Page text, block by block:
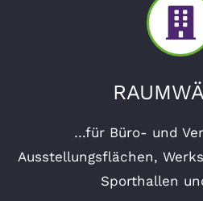
…für Büro- und
Ausstellungsflächen,
Sporthallen